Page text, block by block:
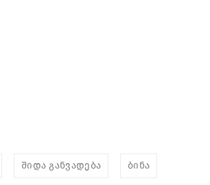
შიდა განვადება ბინა